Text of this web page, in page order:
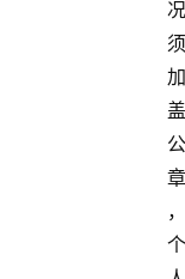
况
须
加
盖
公
章
，
个